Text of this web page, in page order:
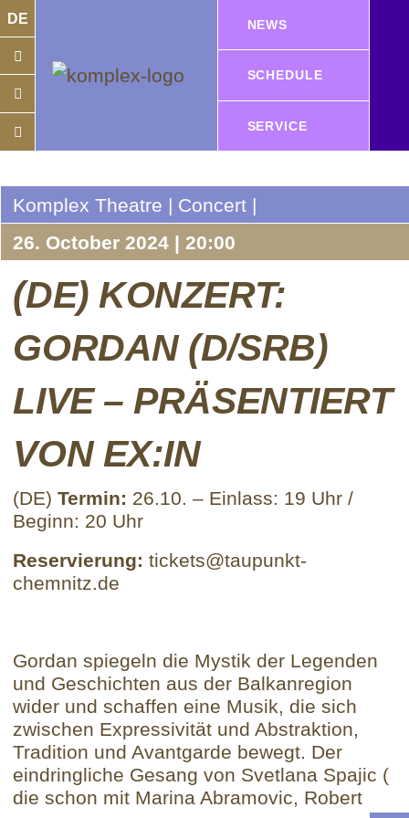
DE NEWS
SCHEDULE
SERVICE
Komplex Theatre | Concert |
26. October 2024 | 20:00
(DE) KONZERT:
GORDAN (D/SRB)
LIVE – PRÄSENTIERT
VON EX:IN
(DE)Termin: 26.10. – Einlass: 19 Uhr /
Beginn: 20 Uhr
Reservierung: tickets@taupunkt-
chemnitz.de
Gordan spiegeln die Mystik der Legenden
und Geschichten aus der Balkanregion
wider und schaffen eine Musik, die sich
zwischen Expressivität und Abstraktion,
Tradition und Avantgarde bewegt. Der
eindringliche Gesang von Svetlana Spajic (
die schon mit Marina Abramovic, Robert